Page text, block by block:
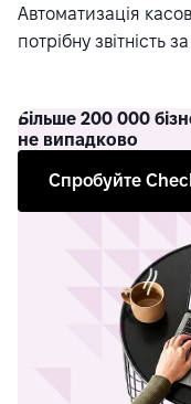
Автоматизація
потрібну звітність
Більше 200 000
не випадково
Спробуйте